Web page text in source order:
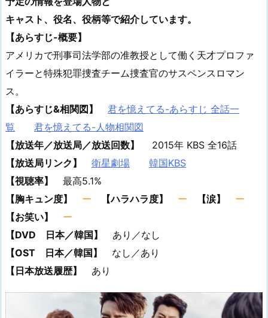
キャスト、役名、役柄等で紹介しています。
【あらすじ-概要】
アメリカで刑事司法学部の准教授として働く天才プロファ
イラーと特殊犯罪捜査チーム捜査官のサスペンスロマン
ス。
【あらすじ&相関図】
君を憶えてる-あらすじ 全話一
覧
君を憶えてる-人物相関図
【放送年／放送局／放送回数】
2015年 KBS 全16話
【放送局リンク】
衛星劇場
韓国KBS
【視聴率】
最高5.1%
【胸キュン度】
ー 【ハラハラ度】 ー 【涙】
ー
【お笑い】
ー
【DVD 日本／韓国】
あり／なし
【OST 日本／韓国】
なし／あり
【日本放送履歴】
あり